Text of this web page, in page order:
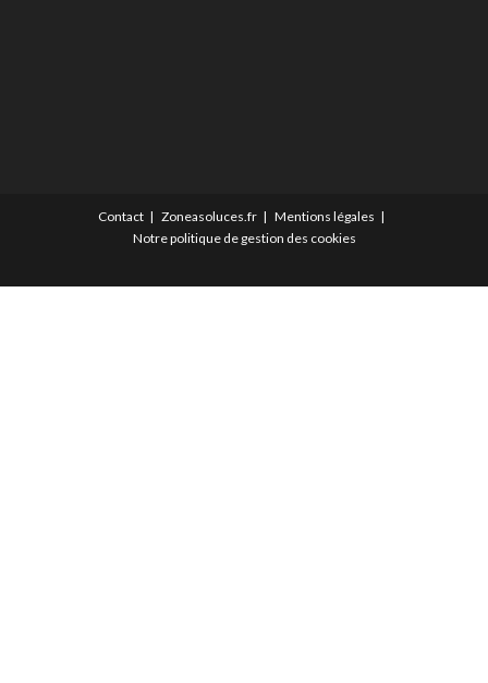
Contact Zoneasoluces.fr
Mentions légales
Notre politique de gestion des cookies